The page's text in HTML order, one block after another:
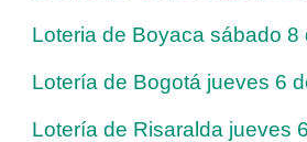
Loteria de Boyaca sábado 8
Lotería de Bogotá jueves 6
Lotería de Risaralda jueves